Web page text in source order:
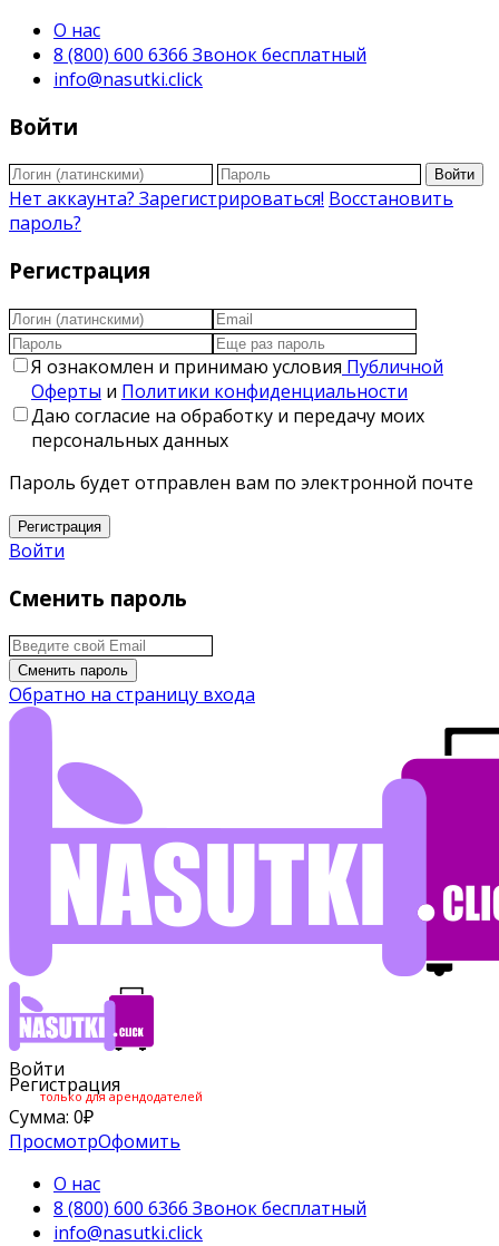
О нас
8 (800) 600 6366 Звонок бесплатный
info@nasutki.click
Войти
Войти
Нет аккаунта? Зарегистрироваться! Восстановить
пароль?
Регистрация
Я ознакомлен и принимаю условия Публичной
Оферты и Политики конфиденциальности
Даю согласие на обработку и передачу моих
персональных данных
Пароль будет отправлен вам по электронной почте
Регистрация
Войти
Сменить пароль
Сменить пароль
Обратно на страницу входа
Войти
Регистрация
только для арендодателей
Сумма: 0₽
ПросмотрОфомить
О нас
8 (800) 600 6366 Звонок бесплатный
info@nasutki.click